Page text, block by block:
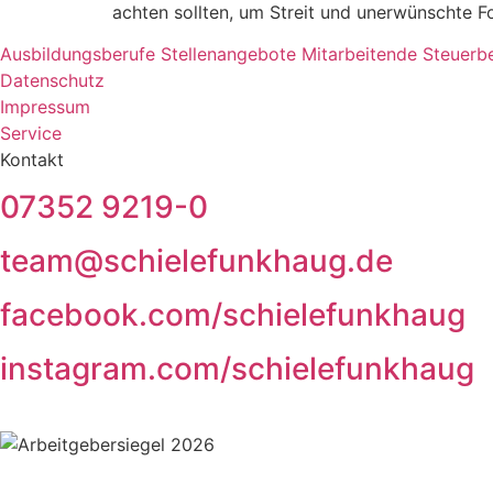
achten sollten, um Streit und unerwünschte
Ausbildungsberufe Stellenangebote Mitarbeitende
Datenschutz
Impressum
Service
Kontakt
07352 9219-0
team@schielefunkhaug.de
facebook.com/schielefunkhaug
instagram.com/schielefunkhaug